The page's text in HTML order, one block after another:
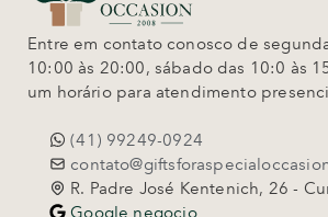
Entre em contato conosco de
10:00 às 20:00, sábado das 10:0 às
um horário para atendimento
(41) 99249-0924
R. Padre José Kentenich, 26 -
Google negocio